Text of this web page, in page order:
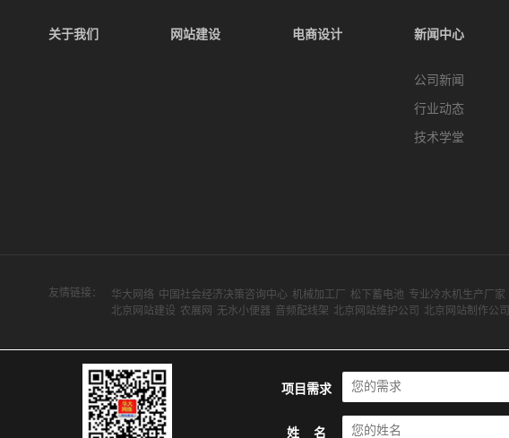
关于我们 网站建设 电商设计 新闻中心
公司新闻
行业动态
技术学堂
友情链接： 华大网络 中国社会经济决策咨询中心 机械加工厂 松下蓄电池 专业冷水机生产厂家
北京网站建设 农展网 无水小便器 音频配线架 北京网站维护公司 北京网站制作公司
项目需求
姓 名